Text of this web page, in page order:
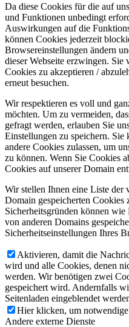
Da diese Cookies für die auf
und Funktionen unbedingt
Auswirkungen auf die
können Cookies jederzeit
Browsereinstellungen ändern
dieser Webseite erzwingen.
Cookies zu akzeptieren /
erneut besuchen.
Wir respektieren es voll und
möchten. Um zu vermeiden,
gefragt werden, erlauben Sie
Einstellungen zu speichern. Sie
andere Cookies zulassen, um
zu können. Wenn Sie Cookies
Cookies auf unserer Domain
Wir stellen Ihnen eine Liste der
Domain gespeicherten Cookies
Sicherheitsgründen können
von anderen Domains
Sicherheitseinstellungen Ihres
Aktivieren, damit die
wird und alle Cookies, denen
werden. Wir benötigen zwei
gespeichert wird. Andernfalls
Seitenladen eingeblendet
Hier klicken, um
Andere externe Dienste